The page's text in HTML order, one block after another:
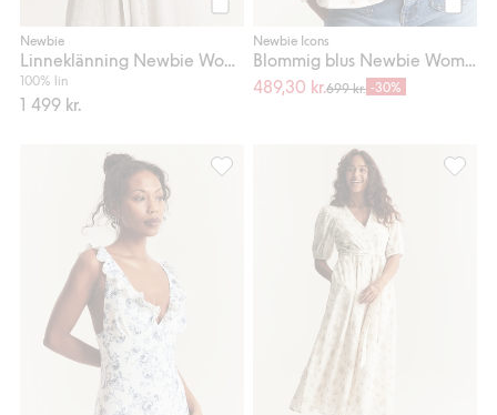
Newbie
Linneklänning Newbie Woman
100% lin
1 499 kr.
Köp
Newbie Icons
Blommig blus Newbie Woman
489,30 kr.699 kr. -30%
Blommig baddräkt Newbie Woman,